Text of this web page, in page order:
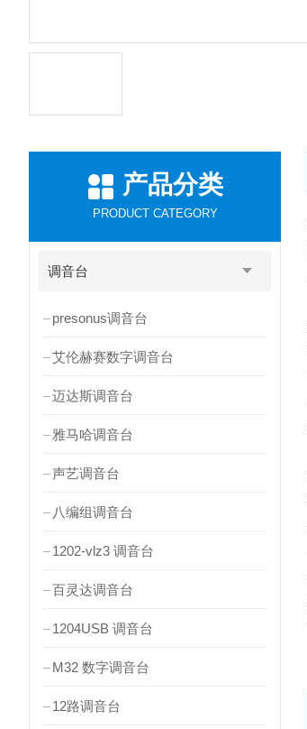
产品分类
PRODUCT CATEGORY
调音台
presonus调音台
艾伦赫赛数字调音台
迈达斯调音台
雅马哈调音台
声艺调音台
八编组调音台
1202-vlz3 调音台
百灵达调音台
1204USB 调音台
M32 数字调音台
12路调音台